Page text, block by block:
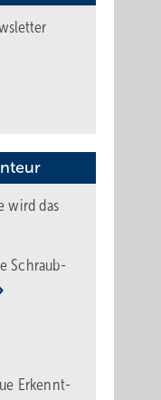
wird das
Schraub­
Erkennt­